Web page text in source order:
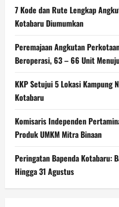
7 Kode dan Rute Lengkap
Kotabaru Diumumkan
Peremajaan Angkutan
Beroperasi, 63 – 66 Unit
KKP Setujui 5 Lokasi Kampung
Kotabaru
Komisaris Independen
Produk UMKM Mitra Binaan
Peringatan Bapenda Kotabaru:
Hingga 31 Agustus